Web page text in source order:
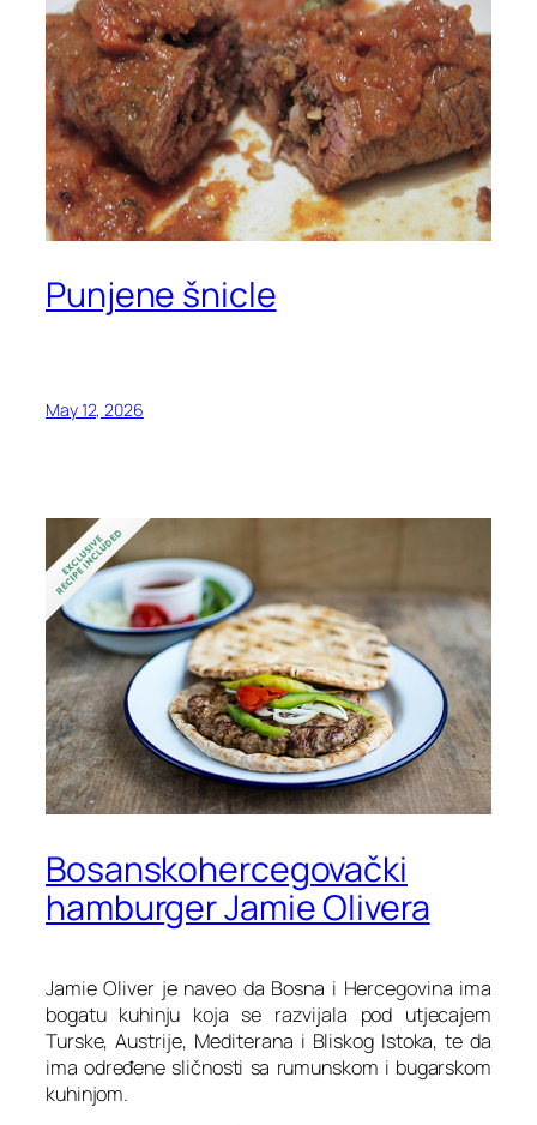
Punjene šnicle
May 12, 2026
Bosanskohercegovački
hamburger Jamie Olivera
Jamie Oliver je naveo da Bosna i Hercegovina ima
bogatu kuhinju koja se razvijala pod utjecajem
Turske, Austrije, Mediterana i Bliskog Istoka, te da
ima određene sličnosti sa rumunskom i bugarskom
kuhinjom.